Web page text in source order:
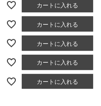
カートに入れる
カートに入れる
カートに入れる
カートに入れる
カートに入れる